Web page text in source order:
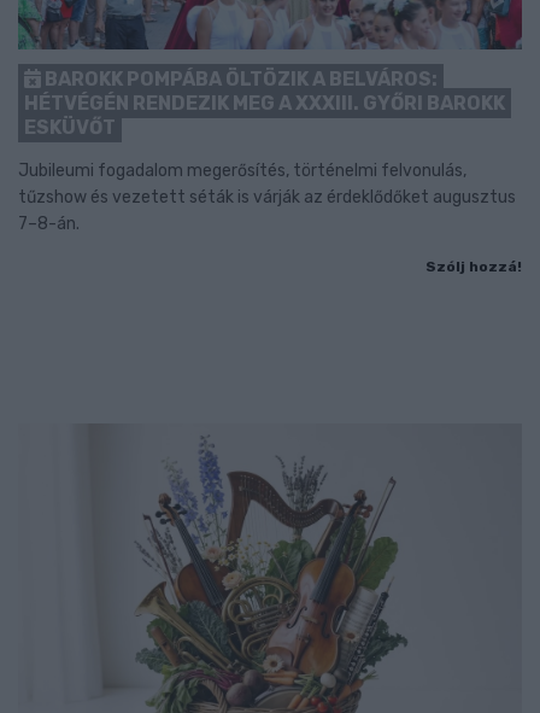
BAROKK POMPÁBA ÖLTÖZIK A BELVÁROS:
HÉTVÉGÉN RENDEZIK MEG A XXXIII. GYŐRI BAROKK
ESKÜVŐT
Jubileumi fogadalom megerősítés, történelmi felvonulás,
tűzshow és vezetett séták is várják az érdeklődőket augusztus
7–8-án.
Szólj hozzá!